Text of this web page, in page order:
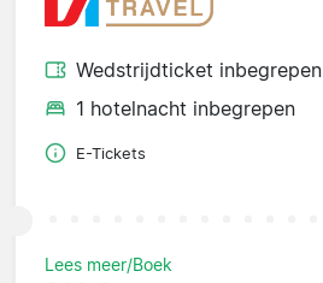
Wedstrijdticket inbegrepen
1 hotelnacht inbegrepen
E-Tickets
Lees meer/Boek